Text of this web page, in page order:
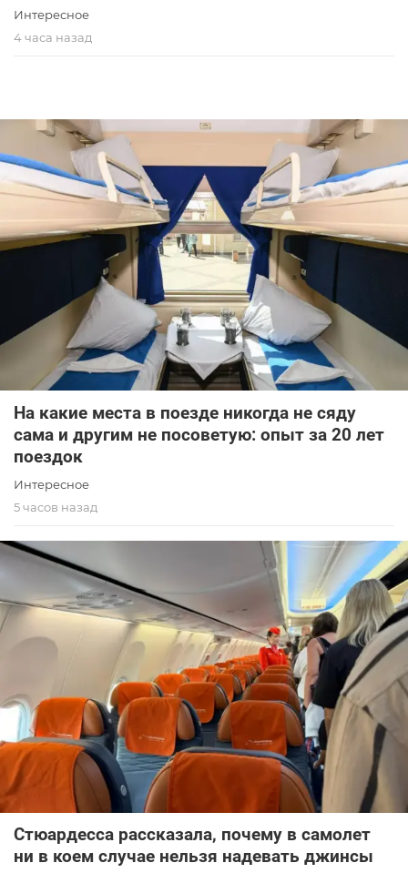
Интересное
4 часа назад
На какие места в поезде никогда не сяду
сама и другим не посоветую: опыт за 20 лет
поездок
Интересное
5 часов назад
Стюардесса рассказала, почему в самолет
ни в коем случае нельзя надевать джинсы